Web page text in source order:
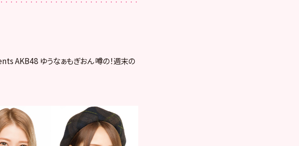
AKB48 ゆうなぁもぎおん 噂の！週末の